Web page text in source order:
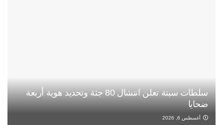
سلطات سبتة تعلن انتشال 80 جثة وتحديد هوية أربعة
ضحايا
أغسطس 6, 2026